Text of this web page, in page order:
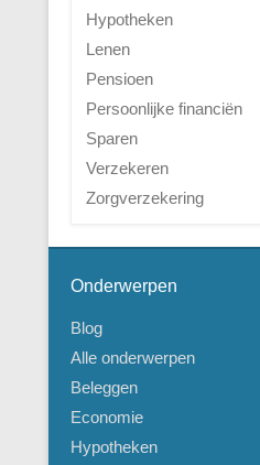
Hypotheken
Lenen
Pensioen
Persoonlijke financiën
Sparen
Verzekeren
Zorgverzekering
Onderwerpen
Blog
Alle onderwerpen
Beleggen
Economie
Hypotheken